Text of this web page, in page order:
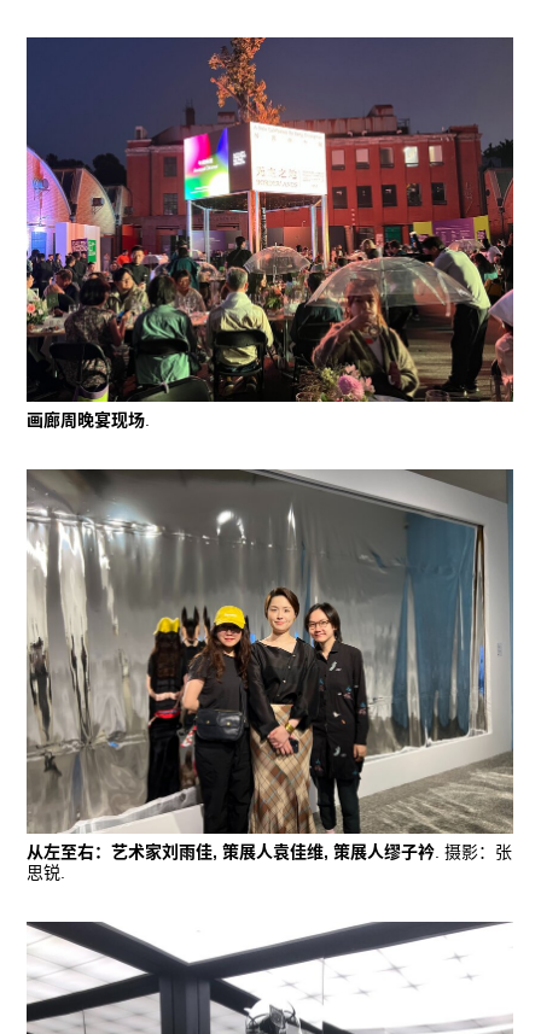
画廊周晚宴现场
从左至右：艺术家刘雨佳, 策展人袁佳维, 策展人缪子衿 . 摄影：张
思锐.